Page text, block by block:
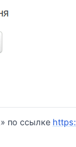
по ссылке